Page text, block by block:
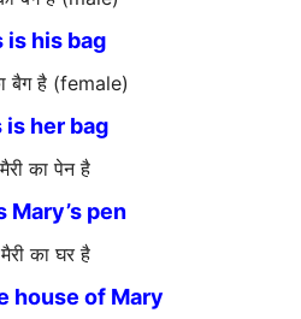
is his bag
बैग है (female)
is her bag
का पेन है
Mary’s pen
का घर है
house of Mary